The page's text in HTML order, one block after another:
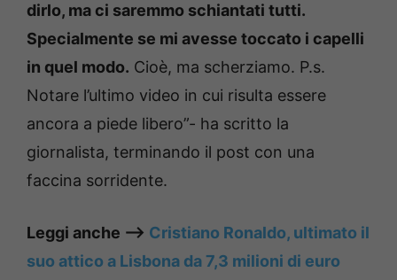
dirlo, ma ci saremmo schiantati tutti.
Specialmente se mi avesse toccato i capelli
in quel modo. Cioè, ma scherziamo. P.s.
Notare l’ultimo video in cui risulta essere
ancora a piede libero”- ha scritto la
giornalista, terminando il post con una
faccina sorridente.
Leggi anche ——> Cristiano Ronaldo, ultimato il
suo attico a Lisbona da 7,3 milioni di euro